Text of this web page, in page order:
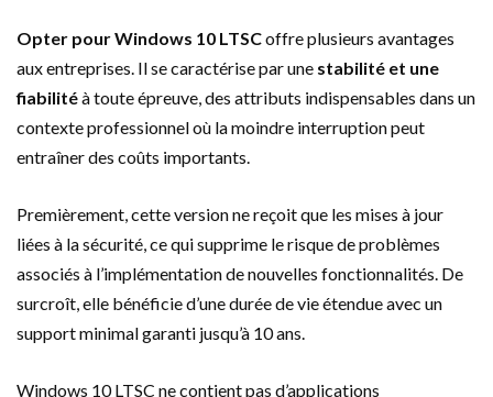
Opter pour Windows 10 LTSCoffre plusieurs avantages
aux entreprises. Il se caractérise par une stabilité et une
fiabilitéà toute épreuve, des attributs indispensables dans un
contexte professionnel où la moindre interruption peut
entraîner des coûts importants.
Premièrement, cette version ne reçoit que les mises à jour
liées à la sécurité, ce qui supprime le risque de problèmes
associés à l’implémentation de nouvelles fonctionnalités. De
surcroît, elle bénéficie d’une durée de vie étendue avec un
support minimal garanti jusqu’à 10 ans.
Windows 10 LTSC ne contient pas d’applications